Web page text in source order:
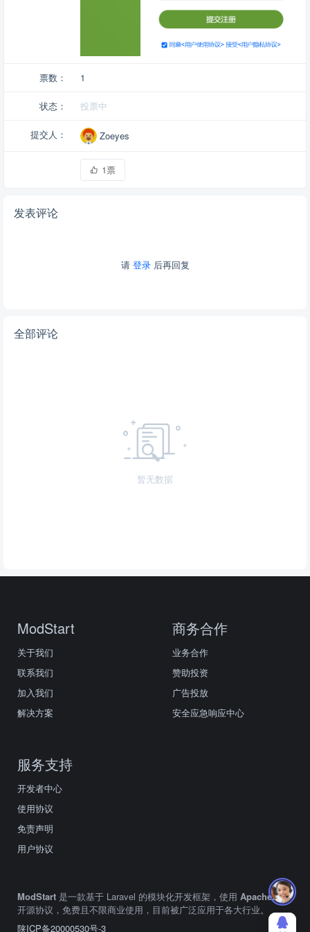
票数： 1
状态： 投票中
提交人： Zoeyes
1票
发表评论
请 登录后再回复
全部评论
暂无数据
ModStart
关于我们
联系我们
加入我们
解决方案
商务合作
业务合作
赞助投资
广告投放
安全应急响应中心
服务支持
开发者中心
使用协议
免责声明
用户协议
ModStart 是一款基于 Laravel 的模块化开发框架，使用 Apache2.0
开源协议，免费且不限商业使用，目前被广泛应用于各大行业。
陕ICP备20000530号-3